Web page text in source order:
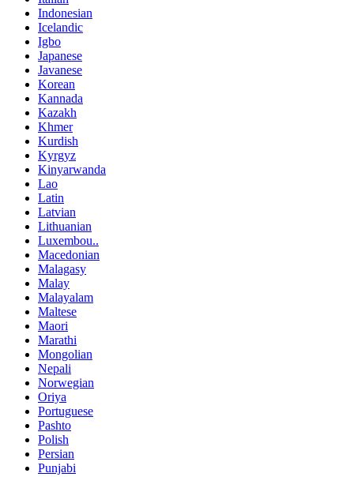
Indonesian
Icelandic
Igbo
Japanese
Javanese
Korean
Kannada
Kazakh
Khmer
Kurdish
Kyrgyz
Kinyarwanda
Lao
Latin
Latvian
Lithuanian
Luxembou..
Macedonian
Malagasy
Malay
Malayalam
Maltese
Maori
Marathi
Mongolian
Nepali
Norwegian
Oriya
Portuguese
Pashto
Polish
Persian
Punjabi